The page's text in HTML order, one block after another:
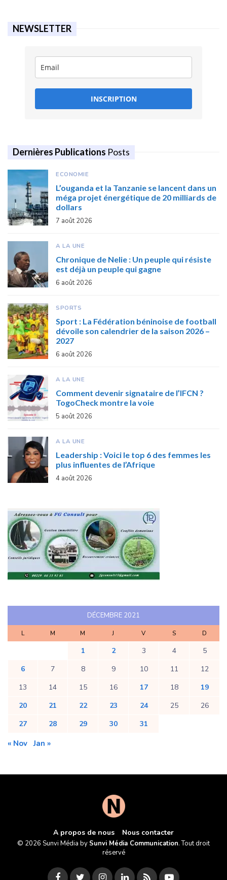
NEWSLETTER
INSCRIPTION
Dernières Publications Posts
ECONOMIE
L’ouganda et la Tanzanie se lancent dans un
méga projet énergétique de 20 milliards de
dollars
7 août 2026
A LA UNE
Chronique de Nelie : Un peuple qui résiste
est déjà un peuple qui gagne
6 août 2026
SPORTS
Sport : La Fédération béninoise de football
dévoile son calendrier de la saison 2026 –
2027
6 août 2026
A LA UNE
Comment devenir signataire de l’IFCN ?
TogoCheck montre la voie
5 août 2026
A LA UNE
Leadership : Voici le top 6 des femmes les
plus influentes de l’Afrique
4 août 2026
DÉCEMBRE 2021
L M M J V S D
1 2 3 4
5
6
7 8 9 10 11
12
13
14 15 16 17 18
19
20
21 22 23 24 25
26
27
28 29 30 31
« Nov Jan »
A propos de nous Nous contacter
© 2026 Sunvi Média by Sunvi Média Communication. Tout droit
réservé